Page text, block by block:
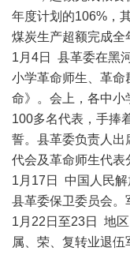
年度计划的106%，
煤炭生产超额完成全
1月4日 县革委在黑
小学革命师生、革命
命》。会上，各中小
100多名代表，手捧
誓。县革委负责人出
代会及革命师生代表
1月17日 中国人民
县革委保卫委员会。
1月22日至23日 地
属、荣、复转业退